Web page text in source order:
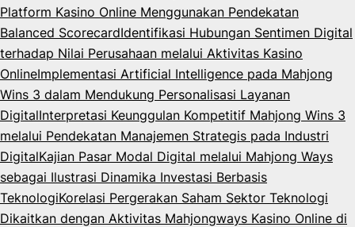
Platform Kasino Online Menggunakan Pendekatan
Balanced ScorecardIdentifikasi Hubungan Sentimen Digital
terhadap Nilai Perusahaan melalui Aktivitas Kasino
OnlineImplementasi Artificial Intelligence pada Mahjong
Wins 3 dalam Mendukung Personalisasi Layanan
DigitalInterpretasi Keunggulan Kompetitif Mahjong Wins 3
melalui Pendekatan Manajemen Strategis pada Industri
DigitalKajian Pasar Modal Digital melalui Mahjong Ways
sebagai Ilustrasi Dinamika Investasi Berbasis
TeknologiKorelasi Pergerakan Saham Sektor Teknologi
Dikaitkan dengan Aktivitas Mahjongways Kasino Online di